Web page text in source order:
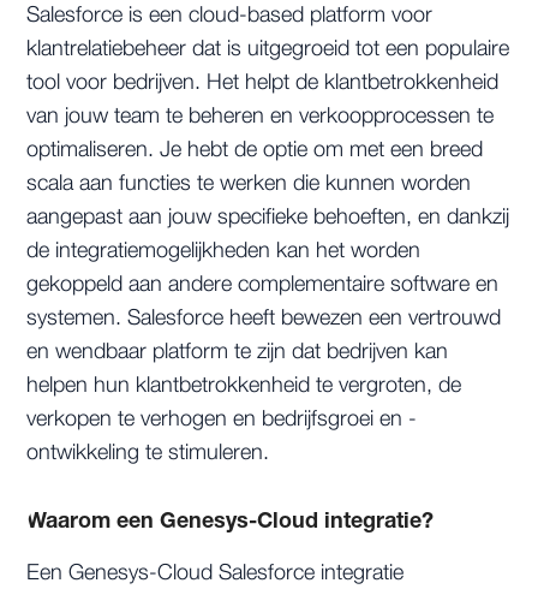
Salesforce is een cloud-based platform voor
klantrelatiebeheer dat is uitgegroeid tot een populaire
tool voor bedrijven. Het helpt de klantbetrokkenheid
van jouw team te beheren en verkoopprocessen te
optimaliseren. Je hebt de optie om met een breed
scala aan functies te werken die kunnen worden
aangepast aan jouw specifieke behoeften, en dankzij
de integratiemogelijkheden kan het worden
gekoppeld aan andere complementaire software en
systemen. Salesforce heeft bewezen een vertrouwd
en wendbaar platform te zijn dat bedrijven kan
helpen hun klantbetrokkenheid te vergroten, de
verkopen te verhogen en bedrijfsgroei en -
ontwikkeling te stimuleren.
Waarom een Genesys-Cloud integratie?
Een Genesys-Cloud Salesforce integratie